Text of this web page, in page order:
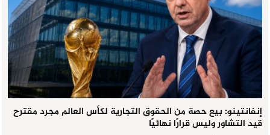
إنفانتينو: بيع حصة من الحقوق التجارية لكأس العالم مجرد مقترح
قيد التشاور وليس قرارًا نهائيًا